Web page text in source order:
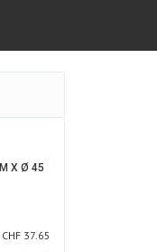
X Ø 45
CHF CHF
37.65